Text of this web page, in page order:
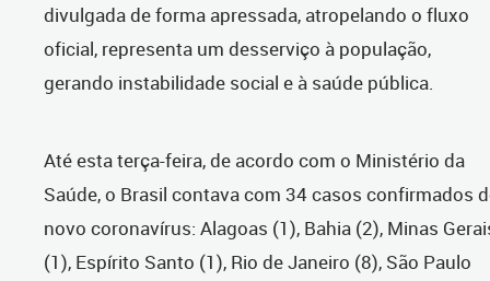
divulgada de forma apressada, atropelando o fluxo
oficial, representa um desserviço à população,
gerando instabilidade social e à saúde pública.
Até esta terça-feira, de acordo com o Ministério da
Saúde, o Brasil contava com 34 casos confirmados
novo coronavírus: Alagoas (1), Bahia (2), Minas
(1), Espírito Santo (1), Rio de Janeiro (8), São Paulo